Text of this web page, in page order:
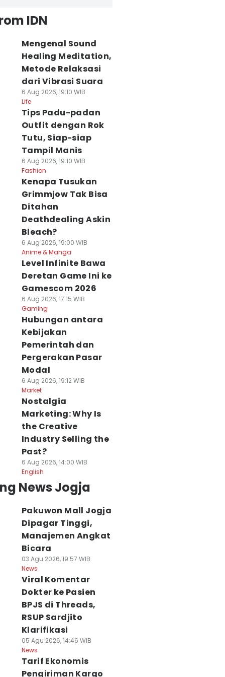
IDN
Mengenal Sound
Healing Meditation,
Metode Relaksasi
dari Vibrasi Suara
6 Aug 2026, 19:10 WIB
Life
Tips Padu-padan
Outfit dengan Rok
Tutu, Siap-siap
Tampil Manis
6 Aug 2026, 19:10 WIB
Fashion
Kenapa Tusukan
Grimmjow Tak Bisa
Ditahan
Deathdealing Askin
Bleach?
6 Aug 2026, 19:00 WIB
Anime & Manga
Level Infinite Bawa
Deretan Game Ini ke
Gamescom 2026
6 Aug 2026, 17:15 WIB
Gaming
Hubungan antara
Kebijakan
Pemerintah dan
Pergerakan Pasar
Modal
6 Aug 2026, 19:12 WIB
Market
Nostalgia
Marketing: Why Is
the Creative
Industry Selling the
Past?
6 Aug 2026, 14:00 WIB
English
News Jogja
Pakuwon Mall Jogja
Dipagar Tinggi,
Manajemen Angkat
Bicara
03 Agu 2026, 19:57 WIB
News
Viral Komentar
Dokter ke Pasien
BPJS di Threads,
RSUP Sardjito
Klarifikasi
05 Agu 2026, 14:46 WIB
News
Tarif Ekonomis
Pengiriman Kargo